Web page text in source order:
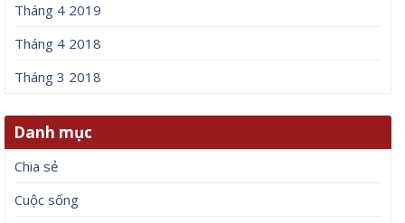
Tháng 4 2019
Tháng 4 2018
Tháng 3 2018
Danh mục
Chia sẻ
Cuộc sống